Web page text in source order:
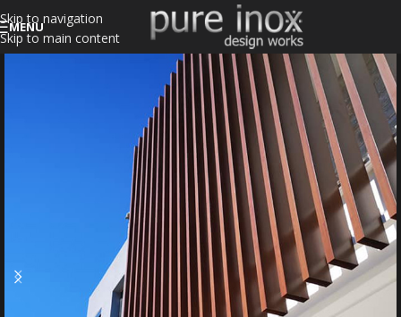
Skip to navigation
Skip to main content
MENU